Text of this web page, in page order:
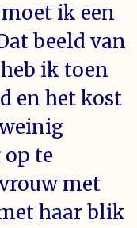
ik een
beeld van
ik toen
en het kost
te
met
haar blik